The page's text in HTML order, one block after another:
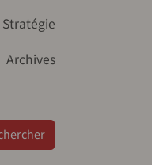
Stratégie
Archives